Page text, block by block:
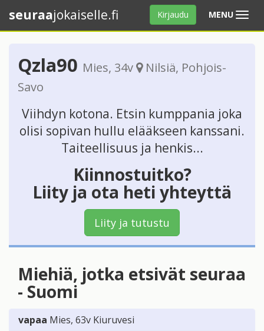
MENU Avaa
valikko
seuraajokaiselle.fi Kirjaudu
Qzla90 Mies, 34v Nilsiä, Pohjois-
Savo
Viihdyn kotona. Etsin kumppania joka
olisi sopivan hullu elääkseen kanssani.
Taiteellisuus ja henkis...
Kiinnostuitko?
Liity ja ota heti yhteyttä
Liity ja tutustu
Miehiä, jotka etsivät seuraa
- Suomi
vapaa Mies, 63v Kiuruvesi